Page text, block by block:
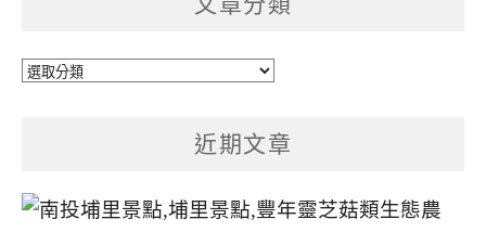
文
近期文章